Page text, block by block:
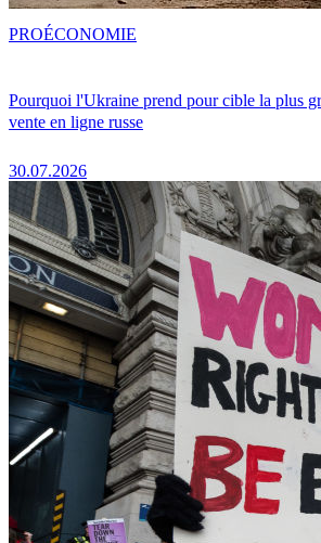
Pourquoi l'Ukraine prend pour cible la plus
vente en ligne russe
30.07.2026
PROÉCONOMIE